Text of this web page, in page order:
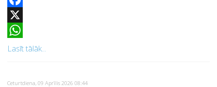
Facebook
X
WhatsApp
Lasīt tālāk...
Ceturtdiena, 09 Aprīlis 2026 08:44